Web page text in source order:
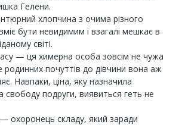
Гелени.
хлопчина з очима різного
бути невидимим і взагалі мешкає в
світі.
— ця химерна особа зовсім не чужа
родинних почуттів до дівчини вона аж
Навпаки, ціна, яку назначила
свободу подруги, виявиться геть не
— охоронець складу, який заради